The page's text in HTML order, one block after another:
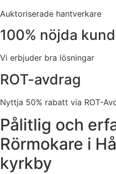
Auktoriserade hantverkare
100% nöjda
Vi erbjuder bra lösningar
ROT-avdrag
Nyttja 50% rabatt via ROT-
Pålitlig och
Rörmokare i
kyrkby